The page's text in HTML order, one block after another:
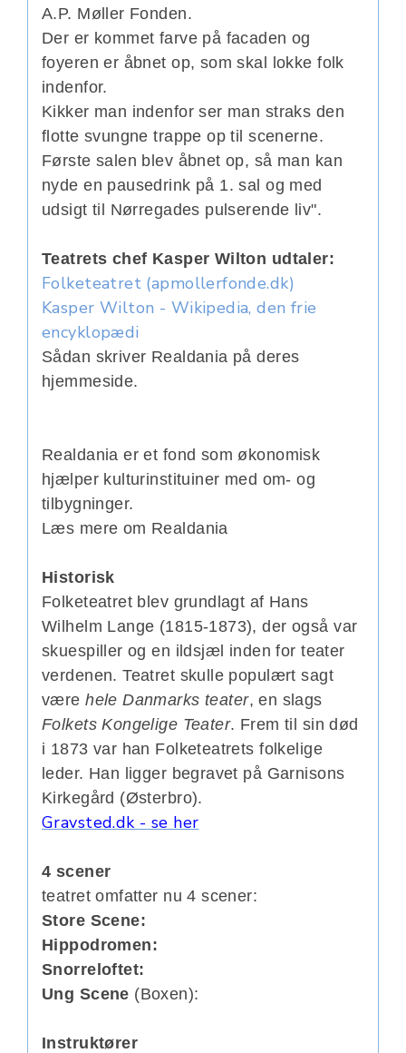
A.P. Møller Fonden.
Der er kommet farve på facaden og
foyeren er åbnet op, som skal lokke folk
indenfor.
Kikker man indenfor ser man straks den
flotte svungne trappe op til scenerne.
Første salen blev åbnet op, så man kan
nyde en pausedrink på 1. sal og med
udsigt til Nørregades pulserende liv".
Teatrets chef Kasper Wilton udtaler:
Folketeatret (apmollerfonde.dk)
Kasper Wilton - Wikipedia, den frie
encyklopædi
Sådan skriver Realdania på deres
hjemmeside.
Realdania er et fond som økonomisk
hjælper kulturinstituiner med om- og
tilbygninger.
Læs mere om Realdania
Historisk
Folketeatret blev grundlagt af Hans
Wilhelm Lange (1815-1873), der også var
skuespiller og en ildsjæl inden for teater
verdenen. Teatret skulle populært sagt
værehele Danmarks teater, en slags
Folkets Kongelige Teater. Frem til sin død
i 1873 var han Folketeatrets folkelige
leder. Han ligger begravet på Garnisons
Kirkegård (Østerbro).
Gravsted.dk - se her
4 scener
teatret omfatter nu 4 scener:
Store Scene:
Hippodromen:
Snorreloftet:
Ung Scene (Boxen):
Instruktører